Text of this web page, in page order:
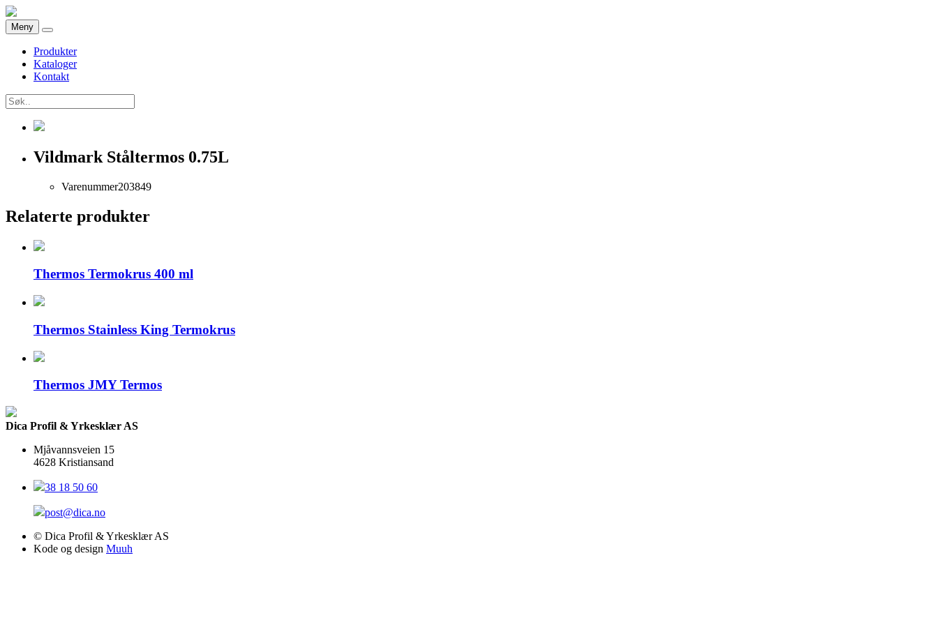
Meny
Produkter
Kataloger
Kontakt
Vildmark Ståltermos 0.75L
Varenummer203849
Relaterte produkter
Thermos Termokrus 400 ml
Thermos Stainless King Termokrus
Thermos JMY Termos
Dica Profil & Yrkesklær AS
Mjåvannsveien 15
4628 Kristiansand
38 18 50 60
post@dica.no
© Dica Profil & Yrkesklær AS
Kode og design Muuh